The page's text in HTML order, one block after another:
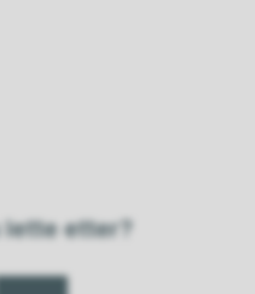
lette etter?